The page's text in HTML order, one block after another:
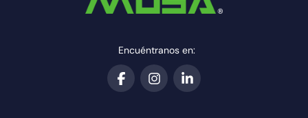
Encuéntranos en: